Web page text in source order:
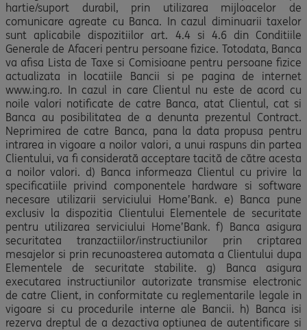
hartie/suport durabil, prin utilizarea mijloacelor de
comunicare agreate cu Banca. In cazul diminuarii taxelor
sunt aplicabile dispozitiilor art. 4.4 si 4.6 din Conditiile
Generale de Afaceri pentru persoane fizice. Totodata, Banca
va afisa Lista de Taxe si Comisioane pentru persoane fizice
actualizata in locatiile Bancii si pe pagina de internet
www.ing.ro. In cazul in care Clientul nu este de acord cu
noile valori notificate de catre Banca, atat Clientul, cat si
Banca au posibilitatea de a denunta prezentul Contract.
Neprimirea de catre Banca, pana la data propusa pentru
intrarea in vigoare a noilor valori, a unui raspuns din partea
Clientului, va fi considerată acceptare tacită de către acesta
a noilor valori. d) Banca informeaza Clientul cu privire la
specificatiile privind componentele hardware si software
necesare utilizarii serviciului Home’Bank. e) Banca pune
exclusiv la dispozitia Clientului Elementele de securitate
pentru utilizarea serviciului Home’Bank. f) Banca asigura
securitatea tranzactiilor/instructiunilor prin criptarea
mesajelor si prin recunoasterea automata a Clientului dupa
Elementele de securitate stabilite. g) Banca asigura
executarea instructiunilor autorizate transmise electronic
de catre Client, in conformitate cu reglementarile legale in
vigoare si cu procedurile interne ale Bancii. h) Banca isi
rezerva dreptul de a dezactiva optiunea de autentificare si